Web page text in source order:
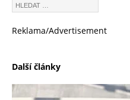
Reklama/Advertisement
Další články